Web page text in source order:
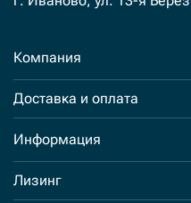
Компания
Доставка и оплата
Информация
Лизинг